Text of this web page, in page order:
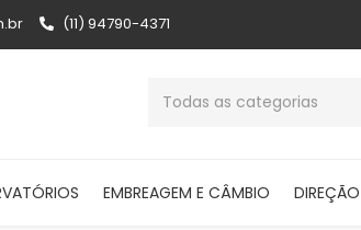
(11) 94790-4371
Todas as categorias
EMBREAGEM E CÂMBIO DIREÇÃO